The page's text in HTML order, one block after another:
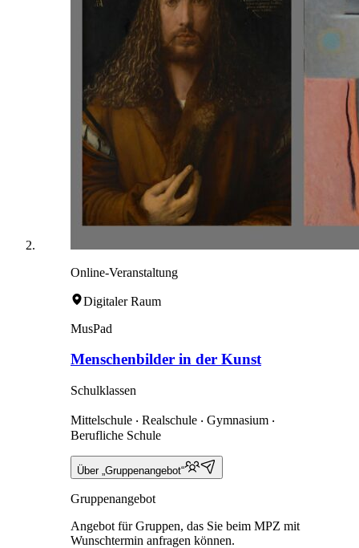
Online-Veranstaltung
Digitaler Raum
MusPad
Menschenbilder in der Kunst
Schulklassen
Mittelschule ‧ Realschule ‧ Gymnasium ‧
Berufliche Schule
Über „Gruppenangebot“
Gruppenangebot
Angebot für Gruppen, das Sie beim MPZ mit
Wunschtermin anfragen können.